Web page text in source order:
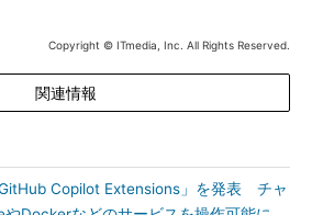
Copyright © ITmedia, Inc. All Rights Reserved.
関連情報
Copilot Extensions」を発表 チャ